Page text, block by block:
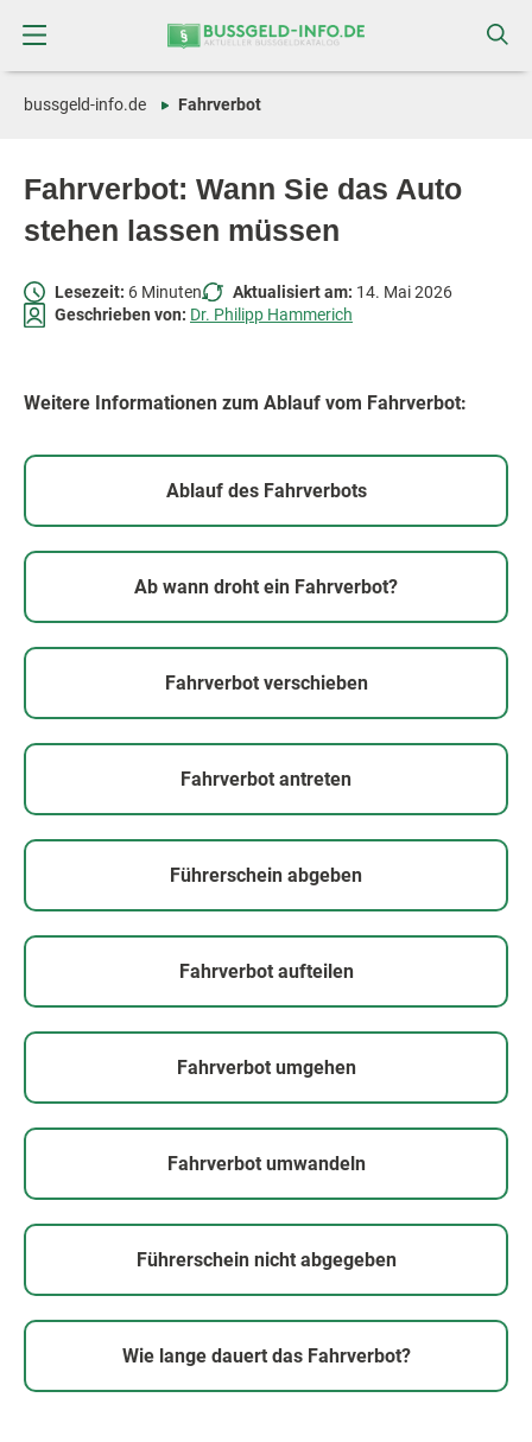
Inhalt
springen
Navigation
springen
Fahrverbot: Wann Sie das Auto
stehen lassen müssen
bussgeld-info.de Fahrverbot
Lesezeit: 6 Minuten Aktualisiert am: 14. Mai 2026
Geschrieben von: Dr. Philipp Hammerich
Weitere Informationen zum Ablauf vom Fahrverbot:
Ablauf des Fahrverbots
Ab wann droht ein Fahrverbot?
Fahrverbot verschieben
Fahrverbot antreten
Führerschein abgeben
Fahrverbot aufteilen
Fahrverbot umgehen
Fahrverbot umwandeln
Führerschein nicht abgegeben
Wie lange dauert das Fahrverbot?